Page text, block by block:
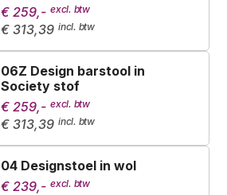
€ 259,-
€ 313,39
06Z Design barstool in
Society stof
€ 259,-
€ 313,39
04 Designstoel in wol
€ 239,-